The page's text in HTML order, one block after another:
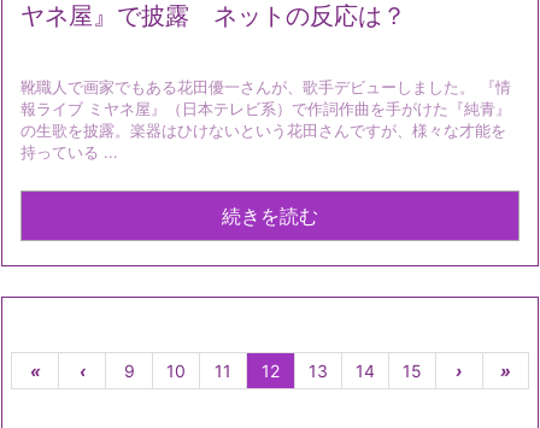
ヤネ屋』で披露 ネットの反応は？
靴職人で画家でもある花田優一さんが、歌手デビューしました。 『情
報ライブ ミヤネ屋』（日本テレビ系）で作詞作曲を手がけた『純青』
の生歌を披露。楽器はひけないという花田さんですが、様々な才能を
持っている ...
続きを読む
« ‹ 9 10 11 12 13 14 15 › »